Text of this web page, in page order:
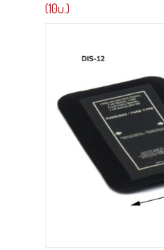
(10u.)